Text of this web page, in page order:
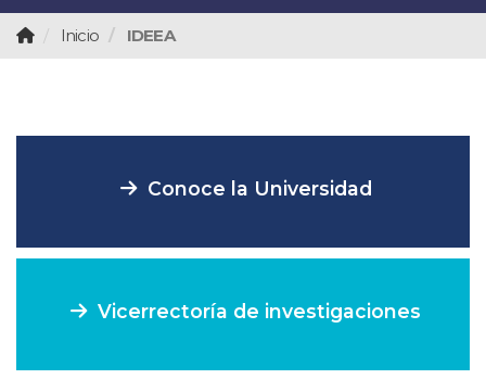
Inicio IDEEA
Conoce la Universidad
Vicerrectoría de investigaciones